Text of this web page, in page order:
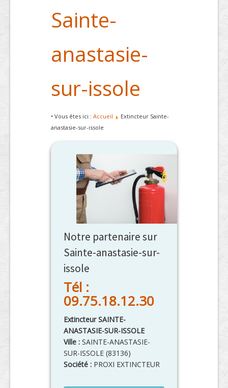
Sainte-
anastasie-
sur-issole
• Vous êtes ici : Accueil
Extincteur Sainte-
anastasie-sur-issole
Notre partenaire sur
Sainte-anastasie-sur-
issole
Tél :
09.75.18.12.30
Extincteur SAINTE-
ANASTASIE-SUR-ISSOLE
Ville : SAINTE-ANASTASIE-
SUR-ISSOLE (83136)
Société : PROXI EXTINCTEUR